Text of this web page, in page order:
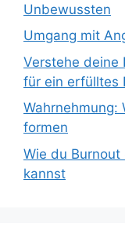
Unbewussten
Umgang mit
Verstehe deine
für ein erfülltes
Wahrnehmung:
formen
Wie du
kannst